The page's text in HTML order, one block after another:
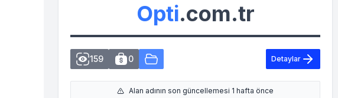
Opti.com.tr
159 0 Detaylar
Alan adının son güncellemesi 1 hafta önce